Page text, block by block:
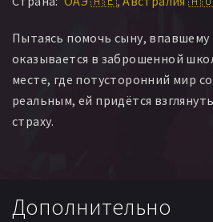
Пытаясь помочь сыну, впавшему
оказывается в заброшенной
месте, где потусторонний мир
реальным, ей придётся
страху.
Дополнительно